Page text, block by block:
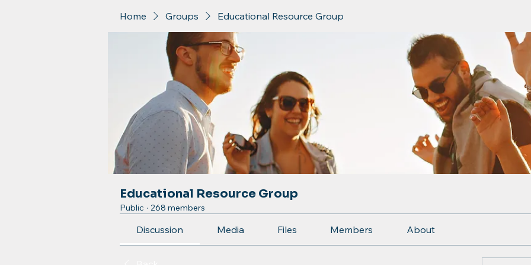
Home Groups Educational Resource Group
Educational Resource Group
Public · 268 members
Discussion Media Files Members About